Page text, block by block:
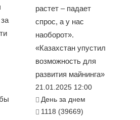
растет – падает
спрос, а у нас
наоборот».
«Казахстан упустил
возможность для
развития майнинга»
21.01.2025 12:00
День за днем
1118 (39669)